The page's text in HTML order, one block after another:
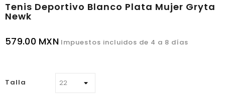
Tenis Deportivo Blanco Plata Mujer Gryta
Newk
579.00 MXN Impuestos incluidos de 4 a 8 días
Talla